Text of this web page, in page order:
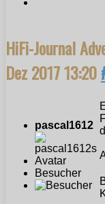
HiFi-Journal
Dez 2017 13:20
pascal1612
Besucher